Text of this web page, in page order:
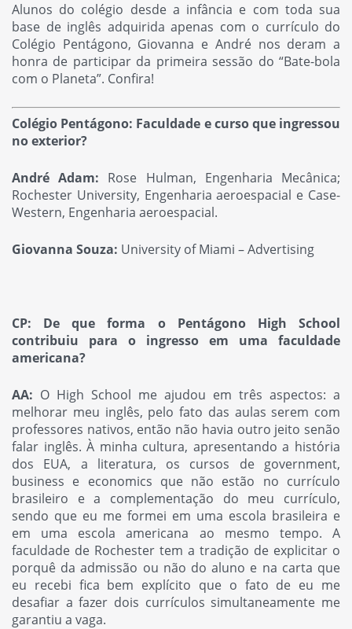
Alunos do colégio desde a infância e com toda sua
base de inglês adquirida apenas com o currículo do
Colégio Pentágono, Giovanna e André nos deram a
honra de participar da primeira sessão do “Bate-bola
com o Planeta”. Confira!
Colégio Pentágono: Faculdade e curso que ingressou
no exterior?
André Adam: Rose Hulman, Engenharia Mecânica;
Rochester University, Engenharia aeroespacial e Case-
Western, Engenharia aeroespacial.
Giovanna Souza: University of Miami – Advertising
CP: De que forma o Pentágono High School
contribuiu para o ingresso em uma faculdade
americana?
AA: O High School me ajudou em três aspectos: a
melhorar meu inglês, pelo fato das aulas serem com
professores nativos, então não havia outro jeito senão
falar inglês. À minha cultura, apresentando a história
dos EUA, a literatura, os cursos de government,
business e economics que não estão no currículo
brasileiro e a complementação do meu currículo,
sendo que eu me formei em uma escola brasileira e
em uma escola americana ao mesmo tempo. A
faculdade de Rochester tem a tradição de explicitar o
porquê da admissão ou não do aluno e na carta que
eu recebi fica bem explícito que o fato de eu me
desafiar a fazer dois currículos simultaneamente me
garantiu a vaga.